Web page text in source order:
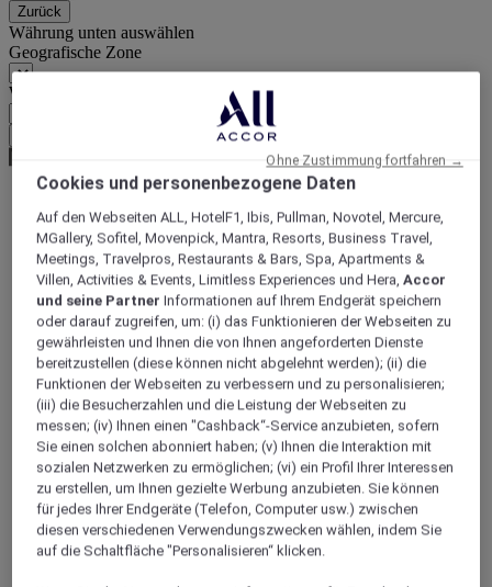
Zurück
Währung unten auswählen
Geografische Zone
Währung
Homepage
Reiseführer
Entdecken Sie die Vielfalt der Welt
Probieren Sie die kolumbianische Küche in einem
historischen Restaurant im Herzen von Bogotá
Cookies und personenbezogene Daten
Auf den Webseiten ALL, HotelF1, Ibis, Pullman, Novotel, Mercure,
MGallery, Sofitel, Movenpick, Mantra, Resorts, Business Travel,
Meetings, Travelpros, Restaurants & Bars, Spa, Apartments &
Villen, Activities & Events, Limitless Experiences und Hera,Accor
und seine Partner Informationen auf Ihrem Endgerät speichern
oder darauf zugreifen, um: (i) das Funktionieren der Webseiten zu
gewährleisten und Ihnen die von Ihnen angeforderten Dienste
bereitzustellen (diese können nicht abgelehnt werden); (ii) die
Funktionen der Webseiten zu verbessern und zu personalisieren;
(iii) die Besucherzahlen und die Leistung der Webseiten zu
messen; (iv) Ihnen einen "Cashback“-Service anzubieten, sofern
Sie einen solchen abonniert haben; (v) Ihnen die Interaktion mit
sozialen Netzwerken zu ermöglichen; (vi) ein Profil Ihrer Interessen
zu erstellen, um Ihnen gezielte Werbung anzubieten. Sie können
für jedes Ihrer Endgeräte (Telefon, Computer usw.) zwischen
diesen verschiedenen Verwendungszwecken wählen, indem Sie
auf die Schaltfläche "Personalisieren“ klicken.
Ohne Zustimmung fortfahren →